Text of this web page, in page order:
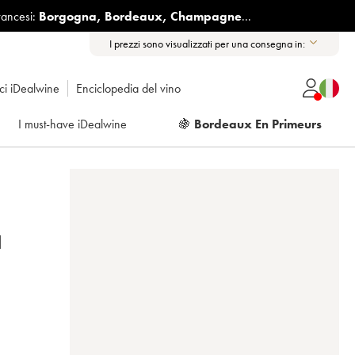
Borgogna, Bordeaux, Champagne...
I prezzi sono visualizzati per una consegna in:
iDealwine Enciclopedia del vino
I must-have iDealwine 🍇 Bordeaux En Primeurs